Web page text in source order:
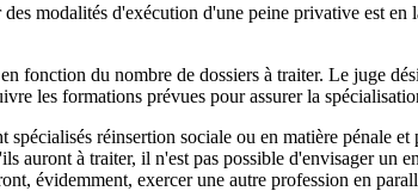
modalités d'exécution d'une peine privative est
fonction du nombre de dossiers à traiter. Le juge
les formations prévues pour assurer la
réinsertion sociale ou en matière pénale
auront à traiter, il n'est pas possible d'envisager
évidemment, exercer une autre profession en